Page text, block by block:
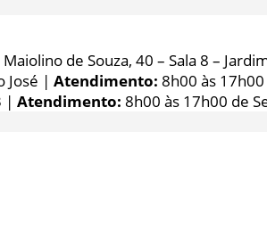
de Souza, 40 – Sala 8 –
José | Atendimento: 8h00 às
| Atendimento: 8h00 às 17h00 de